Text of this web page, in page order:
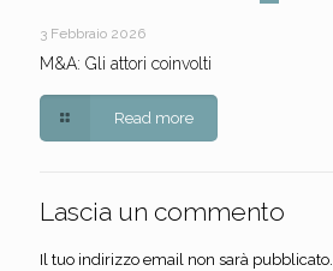
3 Febbraio 2026
M&A: Gli attori coinvolti
Read more
Lascia un commento
Il tuo indirizzo email non sarà pubblicato.